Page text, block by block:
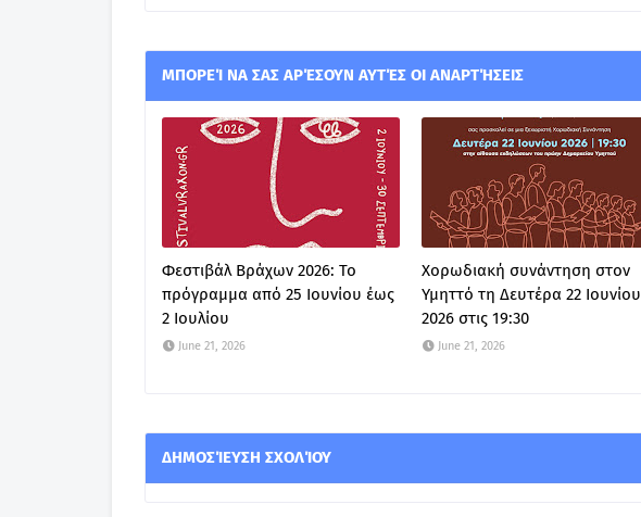
ΜΠΟΡΕΊ ΝΑ ΣΑΣ ΑΡΈΣΟΥΝ ΑΥΤΈΣ ΟΙ ΑΝΑΡΤΉΣΕΙΣ
Φεστιβάλ Βράχων 2026: Το
πρόγραμμα από 25 Ιουνίου έως
2 Ιουλίου
June 21, 2026
Χορωδιακή συνάντηση στον
Υμηττό τη Δευτέρα 22 Ιουνίου
2026 στις 19:30
June 21, 2026
ΔΗΜΟΣΊΕΥΣΗ ΣΧΟΛΊΟΥ